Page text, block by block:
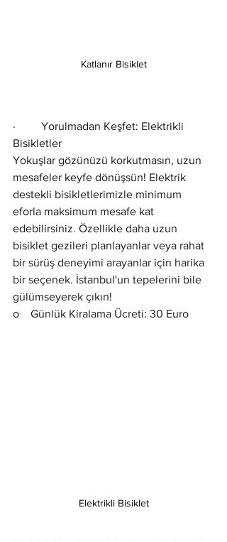
Katlanır Bisiklet
·         Yorulmadan Keşfet: Elektrikli
Bisikletler
Yokuşlar gözünüzü korkutmasın, uzun
mesafeler keyfe dönüşsün! Elektrik
destekli bisikletlerimizle minimum
eforla maksimum mesafe kat
edebilirsiniz. Özellikle daha uzun
bisiklet gezileri planlayanlar veya rahat
bir sürüş deneyimi arayanlar için harika
bir seçenek. İstanbul'un tepelerini bile
gülümseyerek çıkın!
o    Günlük Kiralama Ücreti: 30 Euro
Elektrikli Bisiklet